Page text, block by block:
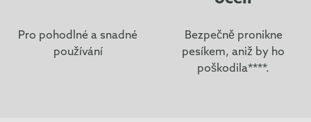
Pro pohodlné a snadné
používání
Bezpečně pronikne
pesíkem, aniž by ho
poškodila****.